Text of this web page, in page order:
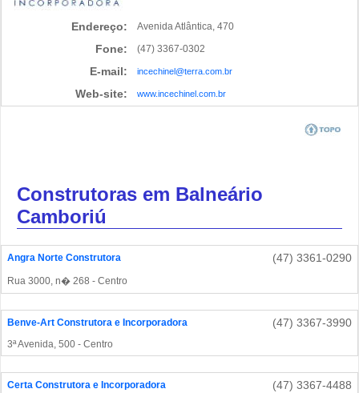
Endereço: Avenida Atlântica, 470
Fone: (47) 3367-0302
E-mail: incechinel@terra.com.br
Web-site: www.incechinel.com.br
Construtoras em Balneário
Camboriú
Angra Norte Construtora (47) 3361-0290
Rua 3000, n� 268 - Centro
Benve-Art Construtora e Incorporadora (47) 3367-3990
3ª Avenida, 500 - Centro
Certa Construtora e Incorporadora (47) 3367-4488